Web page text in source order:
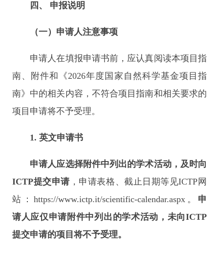
四、 申报说明
（一）申请人注意事项
申请人在填报申请书前，应认真阅读本项目指
南、附件和《2026年度国家自然科学基金项目指
南》中的相关内容，不符合项目指南和相关要求的
项目申请将不予受理。
1. 英文申请书
申请人应选择附件中列出的学术活动，及时向
ICTP提交申请，申请表格、截止日期等见ICTP网
站：https://www.ictp.it/scientific-calendar.aspx。 申
请人应仅申请附件中列出的学术活动，未向ICTP
提交申请的项目将不予受理。